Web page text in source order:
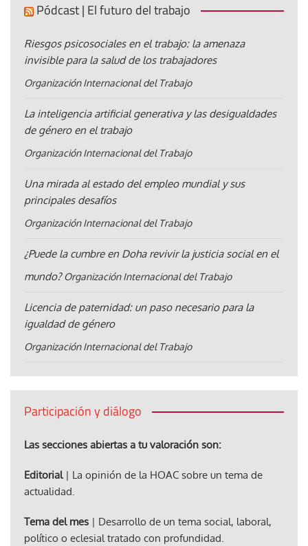
Pódcast | El futuro del trabajo
Riesgos psicosociales en el trabajo: la amenaza
invisible para la salud de los trabajadores
Organización Internacional del Trabajo
La inteligencia artificial generativa y las desigualdades
de género en el trabajo
Organización Internacional del Trabajo
Una mirada al estado del empleo mundial y sus
principales desafíos
Organización Internacional del Trabajo
¿Puede la cumbre en Doha revivir la justicia social en el
mundo? Organización Internacional del Trabajo
Licencia de paternidad: un paso necesario para la
igualdad de género
Organización Internacional del Trabajo
Participación y diálogo
Las secciones abiertas a tu valoración son:
Editorial| La opinión de la HOAC sobre un tema de
actualidad.
Tema del mes | Desarrollo de un tema social, laboral,
político o eclesial tratado con profundidad.